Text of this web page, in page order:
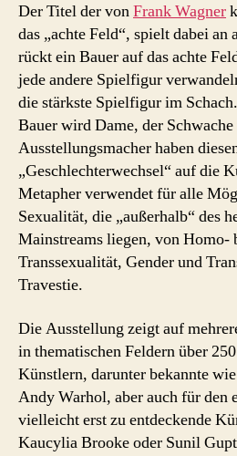
Der Titel der vonFrank Wagner
das „achte Feld“, spielt dabei an
rückt ein Bauer auf das achte
jede andere Spielfigur
die stärkste Spielfigur im
Bauer wird Dame, der
Ausstellungsmacher haben
„Geschlechterwechsel“ auf die
Metapher verwendet für alle
Sexualität, die „außerhalb“ des
Mainstreams liegen, von Homo-
Transsexualität, Gender und
Travestie.
Die Ausstellung zeigt auf
in thematischen Feldern über
Künstlern, darunter bekannte
Andy Warhol, aber auch für den
vielleicht erst zu entdeckende
Kaucylia Brooke oder Sunil